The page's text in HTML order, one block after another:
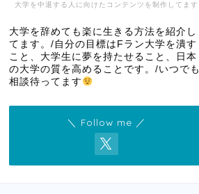
大学を中退する人に向けたコンテンツを制作してます
大学を辞めても楽に生きる方法を紹介し
てます。/自分の目標はFラン大学を潰す
こと、大学生に夢を持たせること、日本
の大学の質を高めることです。/いつでも
相談待ってます
＼ Follow me ／